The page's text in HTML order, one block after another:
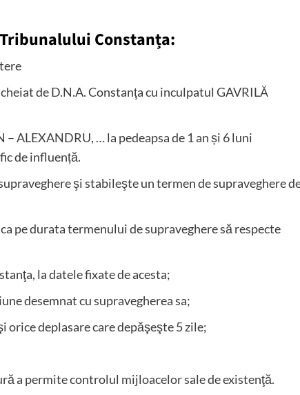
Constanța:
de D.N.A. Constanţa cu inculpatul GAVRILĂ
ALEXANDRU, … la pedeapsa de 1 an și 6 luni
de influență.
şi stabileşte un termen de supraveghere
pe durata termenului de supraveghere să respecte
la datele fixate de acesta;
desemnat cu supravegherea sa;
orice deplasare care depăşeşte 5 zile;
a permite controlul mijloacelor sale de existenţă.